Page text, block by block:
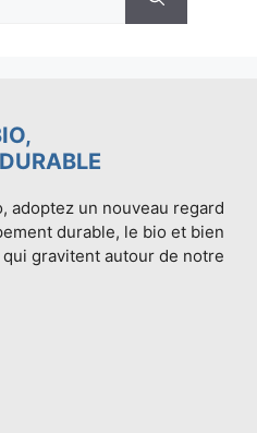
adoptez un nouveau regard
durable, le bio et bien
gravitent autour de notre